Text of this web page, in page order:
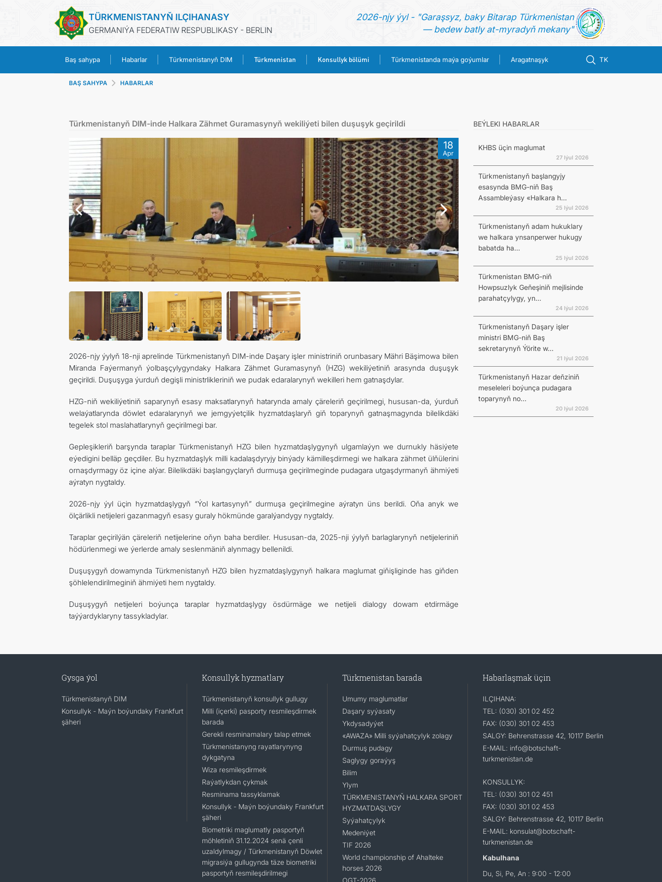
TÜRKMENISTANYŇ ILÇIHANASY
GERMANIÝA FEDERATIW RESPUBLIKASY - BERLIN
2026-njy ýyl - "Garaşsyz, baky Bitarap Türkmenistan
— bedew batly at-myradyň mekany"
Baş sahypa Habarlar Türkmenistanyň DIM Türkmenistan Konsullyk bölümi Türkmenistanda maýa goýumlar Aragatnaşyk TK
TÜRKMENISTANYŇ DIM
TÜRKMENISTAN
KONSULLYK BÖLÜMI
TÜRKMENISTANDA MAÝA GOÝUMLAR
ARAGATNAŞYK
BAŞ SAHYPA HABARLAR
Türkmenistanyň DIM-inde Halkara Zähmet Guramasynyň wekiliýeti bilen duşuşyk geçirildi
18
Apr
2026-njy ýylyň 18-nji aprelinde Türkmenistanyň DIM-inde Daşary işler ministriniň orunbasary Mähri Bäşimowa bilen
Miranda Faýermanyň ýolbaşçylygyndaky Halkara Zähmet Guramasynyň (HZG) wekiliýetiniň arasynda duşuşyk
geçirildi. Duşuşyga ýurduň degişli ministrlikleriniň we pudak edaralarynyň wekilleri hem gatnaşdylar.
HZG-niň wekiliýetiniň saparynyň esasy maksatlarynyň hatarynda amaly çäreleriň geçirilmegi, hususan-da, ýurduň
welaýatlarynda döwlet edaralarynyň we jemgyýetçilik hyzmatdaşlaryň giň toparynyň gatnaşmagynda bilelikdäki
tegelek stol maslahatlarynyň geçirilmegi bar.
Gepleşikleriň barşynda taraplar Türkmenistanyň HZG bilen hyzmatdaşlygynyň ulgamlaýyn we durnukly häsiýete
eýedigini belläp geçdiler. Bu hyzmatdaşlyk milli kadalaşdyryjy binýady kämilleşdirmegi we halkara zähmet ülňülerini
ornaşdyrmagy öz içine alýar. Bilelikdäki başlangyçlaryň durmuşa geçirilmeginde pudagara utgaşdyrmanyň ähmiýeti
aýratyn nygtaldy.
2026-njy ýyl üçin hyzmatdaşlygyň “Ýol kartasynyň” durmuşa geçirilmegine aýratyn üns berildi. Oňa anyk we
ölçärlikli netijeleri gazanmagyň esasy guraly hökmünde garalýandygy nygtaldy.
Taraplar geçirilýän çäreleriň netijelerine oňyn baha berdiler. Hususan-da, 2025-nji ýylyň barlaglarynyň netijeleriniň
hödürlenmegi we ýerlerde amaly seslenmäniň alynmagy bellenildi.
Duşuşygyň dowamynda Türkmenistanyň HZG bilen hyzmatdaşlygynyň halkara maglumat giňişliginde has giňden
şöhlelendirilmeginiň ähmiýeti hem nygtaldy.
Duşuşygyň netijeleri boýunça taraplar hyzmatdaşlygy ösdürmäge we netijeli dialogy dowam etdirmäge
taýýardyklaryny tassykladylar.
BEÝLEKI HABARLAR
KHBS üçin maglumat
27 Iýul 2026
Türkmenistanyň başlangyjy
esasynda BMG-niň Baş
Assambleýasy «Halkara h...
25 Iýul 2026
Türkmenistanyň adam hukuklary
we halkara ynsanperwer hukugy
babatda ha...
25 Iýul 2026
Türkmenistan BMG-niň
Howpsuzlyk Geňeşiniň mejlisinde
parahatçylygy, yn...
24 Iýul 2026
Türkmenistanyň Daşary işler
ministri BMG-niň Baş
sekretarynyň Ýörite w...
21 Iýul 2026
Türkmenistanyň Hazar deňziniň
meseleleri boýunça pudagara
toparynyň no...
20 Iýul 2026
Gysga ýol
Türkmenistanyň DIM
Konsullyk - Maýn boýundaky Frankfurt
şäheri
Konsullyk hyzmatlary
Türkmenistanyň konsullyk gullugy
Milli (içerki) pasporty resmileşdirmek
barada
Gerekli resminamalary talap etmek
Türkmenistanyng rayatlarynyng
dykgatyna
Wiza resmileşdirmek
Raýatlykdan çykmak
Resminama tassyklamak
Konsullyk - Maýn boýundaky Frankfurt
şäheri
Biometriki maglumatly pasportyň
möhletiniň 31.12.2024 senä çenli
uzaldylmagy / Türkmenistanyň Döwlet
migrasiýa gullugynda täze biometriki
pasportyň resmileşdirilmegi
Türkmenistan barada
Umumy maglumatlar
Daşary syýasaty
Ykdysadyýet
«AWAZA» Milli syýahatçylyk zolagy
Durmuş pudagy
Saglygy goraýyş
Bilim
Ylym
TÜRKMENISTANYŇ HALKARA SPORT
HYZMATDAŞLYGY
Syýahatçylyk
Medeniýet
TIF 2026
World championship of Ahalteke
horses 2026
Habarlaşmak üçin
ILÇIHANA:
TEL: (030) 301 02 452
FAX: (030) 301 02 453
SALGY: Behrenstrasse 42, 10117 Berlin
E-MAIL: info@botschaft-
turkmenistan.de
KONSULLYK:
TEL: (030) 301 02 451
FAX: (030) 301 02 453
SALGY: Behrenstrasse 42, 10117 Berlin
E-MAIL: konsulat@botschaft-
turkmenistan.de
Kabulhana
Du, Si, Pe, An : 9:00 - 12:00